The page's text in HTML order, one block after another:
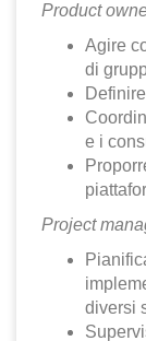
Product
Agire
di
e i
Project
diversi